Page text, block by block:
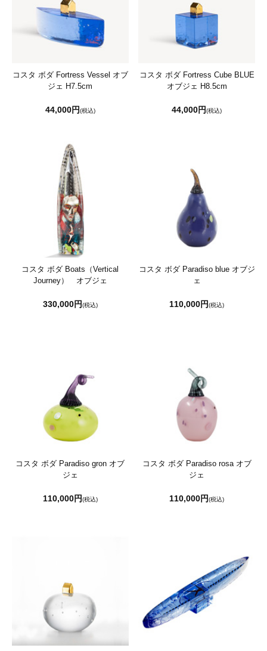
コスタ ボダ Fortress Vessel オブ
ジェ H7.5cm
44,000円(税込)
コスタ ボダ Fortress Cube BLUE
オブジェ H8.5cm
44,000円(税込)
コスタ ボダ Boats（Vertical
Journey） オブジェ
330,000円(税込)
コスタ ボダ Paradiso blue オブジ
ェ
110,000円(税込)
コスタ ボダ Paradiso gron オブ
ジェ
110,000円(税込)
コスタ ボダ Paradiso rosa オブ
ジェ
110,000円(税込)